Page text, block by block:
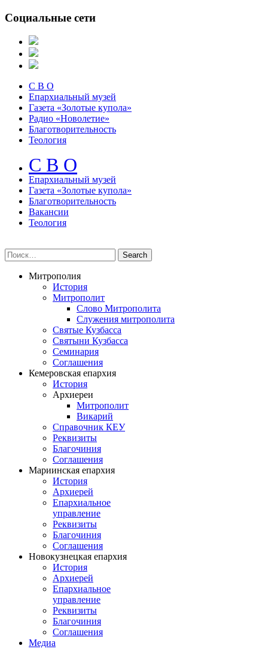
Социальные сети
С В О
Епархиальный музей
Газета «Золотые купола»
Радио «Новолетие»
Благотворительность
Теология
С В О
Епархиальный музeй
Газета «Золотые купола»
Благотворительность
Вакансии
Теология
Митрополия
История
Митрополит
Слово Митрополита
Служения митрополита
Святые Кузбасса
Святыни Кузбасса
Семинария
Соглашения
Кемеровская епархия
История
Архиереи
Митрополит
Викарий
Справочник КЕУ
Реквизиты
Благочиния
Соглашения
Мариинская епархия
История
Архиерей
Епархиальное
управление
Реквизиты
Благочиния
Соглашения
Новокузнецкая епархия
История
Архиерей
Епархиальное
управление
Реквизиты
Благочиния
Соглашения
Медиа